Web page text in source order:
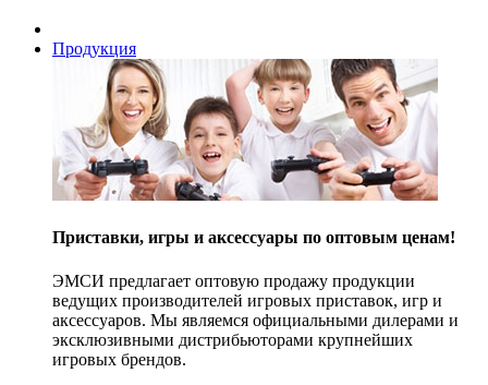
Продукция
Приставки, игры и аксессуары по оптовым ценам!
ЭМСИ предлагает оптовую продажу продукции
ведущих производителей игровых приставок, игр и
аксессуаров. Мы являемся официальными дилерами и
эксклюзивными дистрибьюторами крупнейших
игровых брендов.